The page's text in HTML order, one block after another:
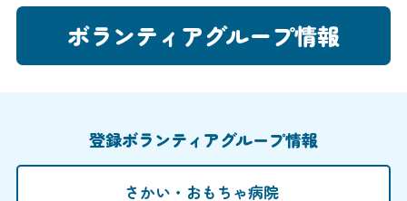
l
a
t
ボランティアグループ情報
登録ボランティアグループ情報
さかい・おもちゃ病院